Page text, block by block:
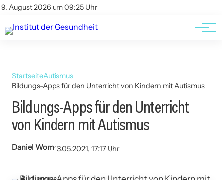
9. August 2026 um 09:25 Uhr
Kontakt
Kontakt
AGBs
StartseiteAutismus
Bildungs-Apps für den Unterricht von Kindern mit Autismus
Bildungs-Apps für den Unterricht
von Kindern mit Autismus
Daniel Wom13.05.2021, 17:17 Uhr